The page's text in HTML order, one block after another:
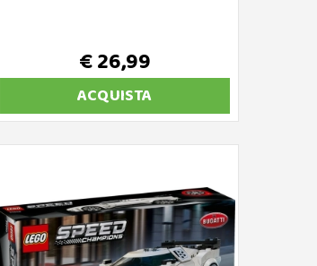
€ 26,99
ACQUISTA